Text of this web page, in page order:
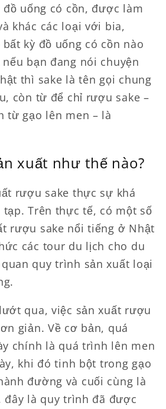
uống có cồn, được làm
khác các loại với bia,
kỳ đồ uống có cồn nào
bạn đang nói chuyện
thì sake là tên gọi chung
còn từ để chỉ rượu sake –
từ gạo lên men – là
xuất như thế nào?
rượu sake thực sự khá
tạp. Trên thực tế, có một số
rượu sake nổi tiếng ở Nhật
các tour du lịch cho du
quy trình sản xuất loại
qua, việc sản xuất rượu
giản. Về cơ bản, quá
chính là quá trình lên men
khi đó tinh bột trong gạo
đường và cuối cùng là
đây là quy trình đã được